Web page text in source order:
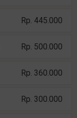
Rp. 445.000
Rp. 500.000
Rp. 360.000
Rp. 300.000